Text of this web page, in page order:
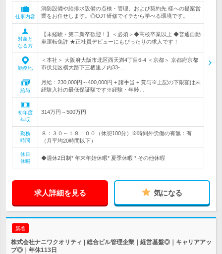
仕事内容
消防設備や給排水設備の点検・管理、および契約先 様への提案営
業をお任せします。◎OJT研修でイチから学べる環境です。
対象と
なる方
【未経験・第二新卒歓迎！】＜必須＞◆高校卒業以上 ◆普通自動
車運転免許 ★正社員デビューにもぴったりの求人です！
勤務地
＜本社＞ 大阪府大阪市北区西天満4丁目6-4 ＜京都＞ 京都府京都
市伏見区横大路下三栖里ノ内33-…
給与
月給：230,000円～400,000円 + 諸手当 + 賞与※上記の下限額は未
経験入社の最低保証額です※経験・年齢…
初年度
年収
314万円～500万円
勤務
時間
８：３０～１８：００（休憩100分）※時間外労働の有無：有
（月平均20時間以下）
休日
休暇
◆週休2日制* 年末年始休暇* 夏季休暇 * その他休暇
求人詳細を見る 気になる
新着
株式会社ナニワクオリティ | 総合ビル管理企業｜経営基盤◎｜キャリアアッ
プ◎｜年休113日